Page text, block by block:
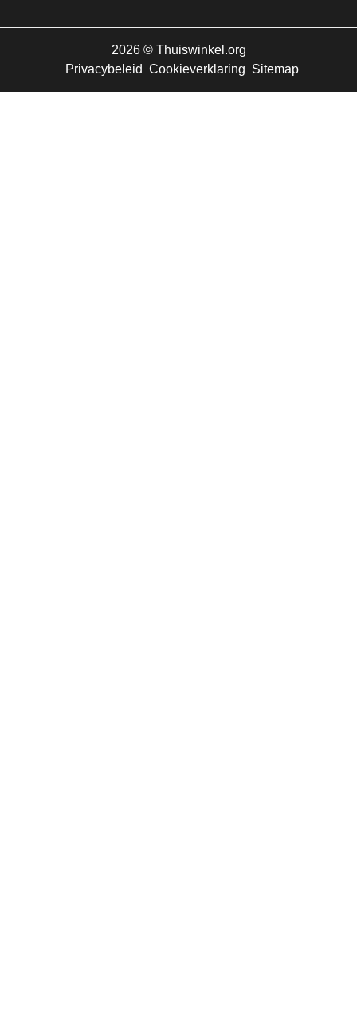
2026 ©Thuiswinkel.org
Privacybeleid Cookieverklaring Sitemap